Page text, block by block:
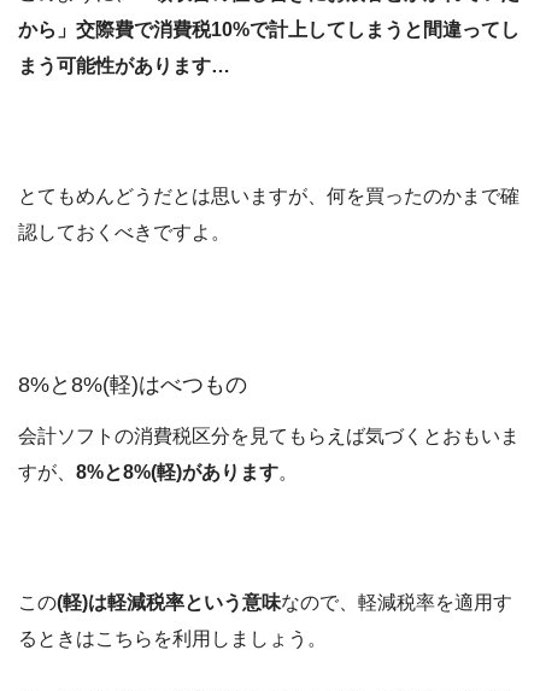
から」交際費で消費税10%で計上してしまうと間違ってし
まう可能性があります…
とてもめんどうだとは思いますが、何を買ったのかまで確
認しておくべきですよ。
8%と8%(軽)はべつもの
会計ソフトの消費税区分を見てもらえば気づくとおもいま
すが、 8%と8%(軽)があります。
この(軽)は軽減税率という意味なので、軽減税率を適用す
るときはこちらを利用しましょう。